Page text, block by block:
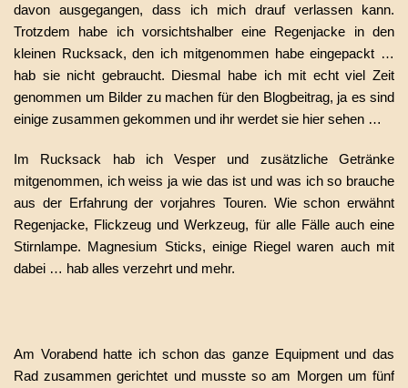
davon ausgegangen, dass ich mich drauf verlassen kann.
Trotzdem habe ich vorsichtshalber eine Regenjacke in den
kleinen Rucksack, den ich mitgenommen habe eingepackt …
hab sie nicht gebraucht. Diesmal habe ich mit echt viel Zeit
genommen um Bilder zu machen für den Blogbeitrag, ja es sind
einige zusammen gekommen und ihr werdet sie hier sehen …
Im Rucksack hab ich Vesper und zusätzliche Getränke
mitgenommen, ich weiss ja wie das ist und was ich so brauche
aus der Erfahrung der vorjahres Touren. Wie schon erwähnt
Regenjacke, Flickzeug und Werkzeug, für alle Fälle auch eine
Stirnlampe. Magnesium Sticks, einige Riegel waren auch mit
dabei … hab alles verzehrt und mehr.
Am Vorabend hatte ich schon das ganze Equipment und das
Rad zusammen gerichtet und musste so am Morgen um fünf